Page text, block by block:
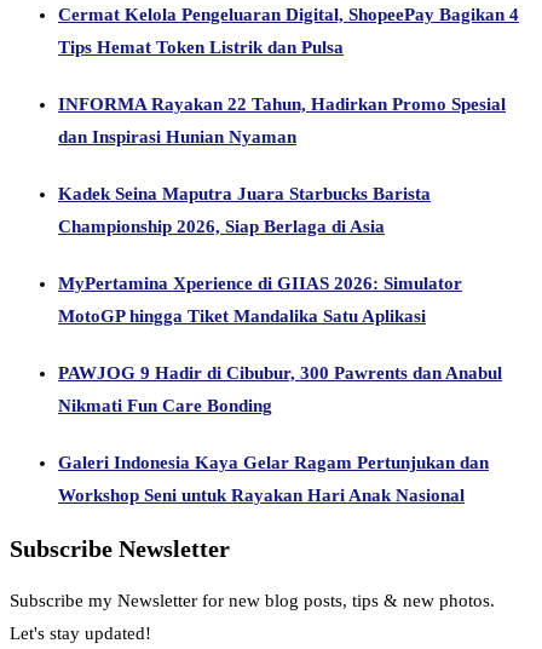
Cermat Kelola Pengeluaran Digital, ShopeePay Bagikan 4
Tips Hemat Token Listrik dan Pulsa
INFORMA Rayakan 22 Tahun, Hadirkan Promo Spesial
dan Inspirasi Hunian Nyaman
Kadek Seina Maputra Juara Starbucks Barista
Championship 2026, Siap Berlaga di Asia
MyPertamina Xperience di GIIAS 2026: Simulator
MotoGP hingga Tiket Mandalika Satu Aplikasi
PAWJOG 9 Hadir di Cibubur, 300 Pawrents dan Anabul
Nikmati Fun Care Bonding
Galeri Indonesia Kaya Gelar Ragam Pertunjukan dan
Workshop Seni untuk Rayakan Hari Anak Nasional
Subscribe Newsletter
Subscribe my Newsletter for new blog posts, tips & new photos.
Let's stay updated!